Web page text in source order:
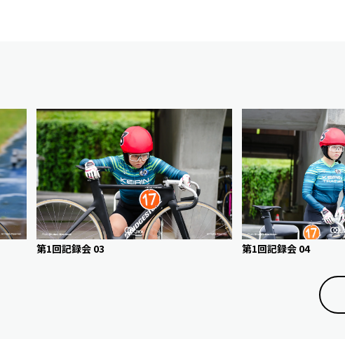
第1回記録会 03 第1回記録会 04